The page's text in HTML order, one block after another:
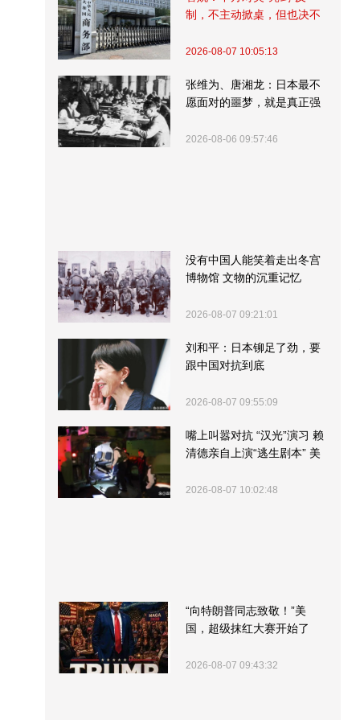
制，不主动掀桌，但也决不
2026-08-07 10:05:13
张维为、唐湘龙：日本最不
愿面对的噩梦，就是真正强
2026-08-06 09:57:46
没有中国人能笑着走出冬宫
博物馆 文物的沉重记忆
2026-08-07 09:21:01
刘和平：日本铆足了劲，要
跟中国对抗到底
2026-08-07 09:55:09
嘴上叫嚣对抗 “汉光”演习 赖
清德亲自上演“逃生剧本” 美
2026-08-07 10:02:48
“向特朗普同志致敬！”美
国，超级抹红大赛开始了
2026-08-07 09:43:32